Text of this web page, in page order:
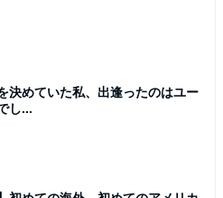
決めていた私、出逢ったのはユー
し...